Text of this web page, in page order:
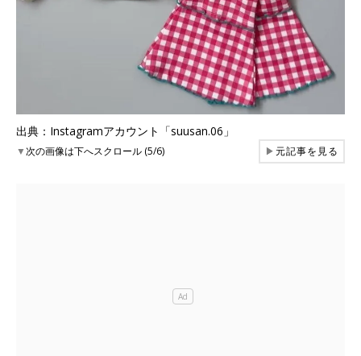
出典：Instagramアカウント「suusan.06」
▼次の画像は下へスクロール (5/6) ▶元記事を見る